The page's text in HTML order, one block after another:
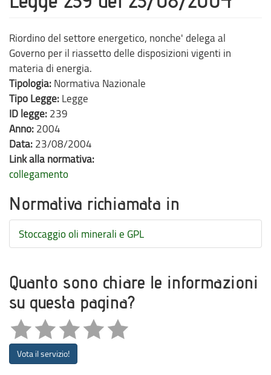
Riordino del settore energetico, nonche' delega al
Governo per il riassetto delle disposizioni vigenti in
materia di energia.
Tipologia: Normativa Nazionale
Tipo Legge: Legge
ID legge: 239
Anno: 2004
Data: 23/08/2004
Link alla normativa:
collegamento
Normativa richiamata in
Stoccaggio oli minerali e GPL
Quanto sono chiare le informazioni
su questa pagina?
Vota il servizio!